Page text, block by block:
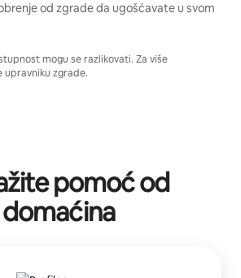
od zgrade da ugošćavate u svom
mogu se razlikovati. Za više
zgrade.
pomoć od
domaćina